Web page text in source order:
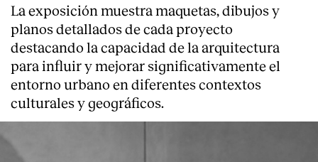
La exposición muestra maquetas, dibujos y
planos detallados de cada proyecto
destacando la capacidad de la arquitectura
para influir y mejorar significativamente el
entorno urbano en diferentes contextos
culturales y geográficos.